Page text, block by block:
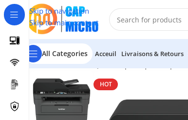
Skip to navigation
Skip to main content
All Categories Acceuil Livraisons & Retours
Accueil/INFORMATIQUE
HOT